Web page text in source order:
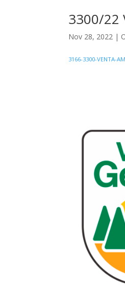
3300/22
Nov 28, 2022 |
3166-3300-VENTA-